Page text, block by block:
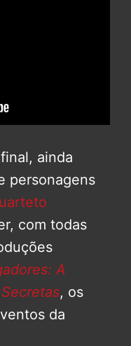
ainda
personagens
com todas
A
, os
da